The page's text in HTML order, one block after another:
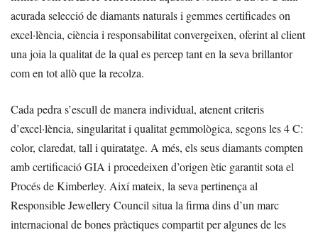
acurada selecció de diamants naturals i gemmes certificades on
excel·lència, ciència i responsabilitat convergeixen, oferint al client
una joia la qualitat de la qual es percep tant en la seva brillantor
com en tot allò que la recolza.
Cada pedra s’escull de manera individual, atenent criteris
d’excel·lència, singularitat i qualitat gemmològica, segons les 4 C:
color, claredat, tall i quiratatge. A més, els seus diamants compten
amb certificació GIA i procedeixen d’origen ètic garantit sota el
Procés de Kimberley. Així mateix, la seva pertinença al
Responsible Jewellery Council situa la firma dins d’un marc
internacional de bones pràctiques compartit per algunes de les